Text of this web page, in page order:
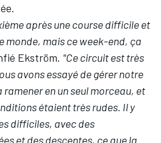
après une course difficile et
monde, mais ce week-end, ça
Ekström. "Ce circuit est très
avons essayé de gérer notre
en un seul morceau, et
étaient très rudes. Il y
difficiles, avec des
et des descentes, ce que la